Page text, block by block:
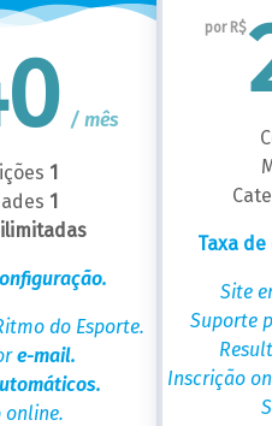
/ mês
1
1
ilimitadas
do Esporte.
e-mail.
online.
por R$
Taxa
Site
Suporte
Inscrição